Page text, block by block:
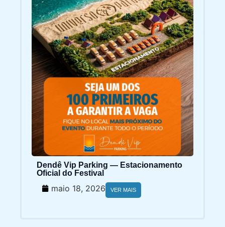
Dendê Vip Parking — Estacionamento
Oficial do Festival
maio 18, 2026 VER MAIS